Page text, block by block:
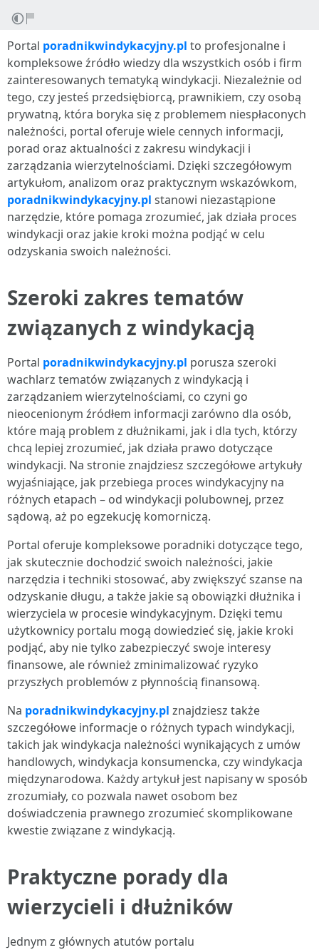
Portal poradnikwindykacyjny.pl to profesjonalne i
kompleksowe źródło wiedzy dla wszystkich osób i firm
zainteresowanych tematyką windykacji. Niezależnie od
tego, czy jesteś przedsiębiorcą, prawnikiem, czy osobą
prywatną, która boryka się z problemem niespłaconych
należności, portal oferuje wiele cennych informacji,
porad oraz aktualności z zakresu windykacji i
zarządzania wierzytelnościami. Dzięki szczegółowym
artykułom, analizom oraz praktycznym wskazówkom,
poradnikwindykacyjny.pl stanowi niezastąpione
narzędzie, które pomaga zrozumieć, jak działa proces
windykacji oraz jakie kroki można podjąć w celu
odzyskania swoich należności.
Szeroki zakres tematów
związanych z windykacją
Portal poradnikwindykacyjny.pl porusza szeroki
wachlarz tematów związanych z windykacją i
zarządzaniem wierzytelnościami, co czyni go
nieocenionym źródłem informacji zarówno dla osób,
które mają problem z dłużnikami, jak i dla tych, którzy
chcą lepiej zrozumieć, jak działa prawo dotyczące
windykacji. Na stronie znajdziesz szczegółowe artykuły
wyjaśniające, jak przebiega proces windykacyjny na
różnych etapach – od windykacji polubownej, przez
sądową, aż po egzekucję komorniczą.
Portal oferuje kompleksowe poradniki dotyczące tego,
jak skutecznie dochodzić swoich należności, jakie
narzędzia i techniki stosować, aby zwiększyć szanse na
odzyskanie długu, a także jakie są obowiązki dłużnika i
wierzyciela w procesie windykacyjnym. Dzięki temu
użytkownicy portalu mogą dowiedzieć się, jakie kroki
podjąć, aby nie tylko zabezpieczyć swoje interesy
finansowe, ale również zminimalizować ryzyko
przyszłych problemów z płynnością finansową.
Na poradnikwindykacyjny.pl znajdziesz także
szczegółowe informacje o różnych typach windykacji,
takich jak windykacja należności wynikających z umów
handlowych, windykacja konsumencka, czy windykacja
międzynarodowa. Każdy artykuł jest napisany w sposób
zrozumiały, co pozwala nawet osobom bez
doświadczenia prawnego zrozumieć skomplikowane
kwestie związane z windykacją.
Praktyczne porady dla
wierzycieli i dłużników
Jednym z głównych atutów portalu